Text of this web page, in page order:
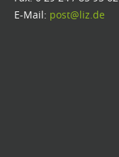
E-Mail: post@liz.de